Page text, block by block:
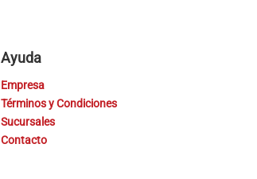
Ayuda
Empresa
Términos y Condiciones
Sucursales
Contacto